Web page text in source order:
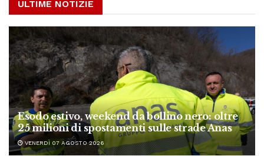
ULTIME NOTIZIE
Esodo estivo, weekend da bollino nero: oltre
25 milioni di spostamenti sulle strade Anas
VENERDÌ 07 AGOSTO 2026